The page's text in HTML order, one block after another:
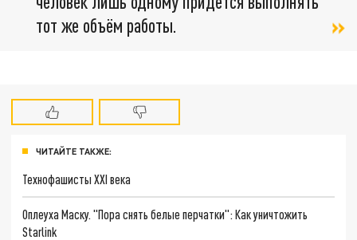
тот же объём работы.
ЧИТАЙТЕ ТАКЖЕ:
Технофашисты XXI века
Оплеуха Маску. "Пора снять белые перчатки": Как уничтожить
Starlink